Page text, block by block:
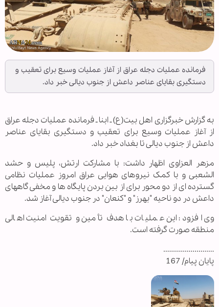
فرمانده عملیات دجله عراق از آغاز عملیات وسیع برای تعقیب و
دستگیری بقایای عناصر داعش از جنوب دیالی خبر داد.
به گزارش خبرگزاری اهل بیت(ع) ـ ابنا ـ فرمانده عملیات دجله عراق
از آغاز عملیات وسیع برای تعقیب و دستگیری بقایای عناصر
داعش از جنوب دیالی تا بغداد خبر داد.
مزهر العزاوی اظهار داشت: با مشارکت ارتش، پلیس و حشد
الشعبی و با کمک نیروهای هوایی عراق امروز عملیات نظامی
گسترده ای از دو محور برای از بین بردن پایگاه ها و مخفی گاههای
داعش در دو ناحیه "بهرز" و "کنعان" در جنوب دیالی آغاز شد.
وی افزود: این عملیات با هدف تأمین و تقویت امنیت اهالی
منطقه صورت گرفته است.
..........................
پایان پیام/ 167